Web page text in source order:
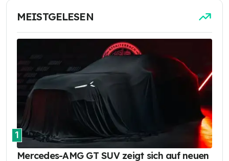
MEISTGELESEN
1
Mercedes-AMG GT SUV zeigt sich auf neuen